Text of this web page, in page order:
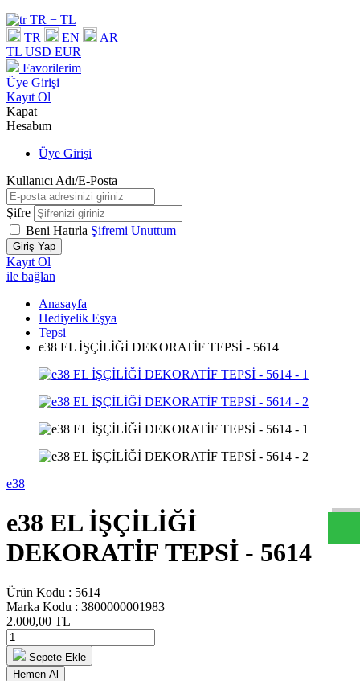
TR − TL
TR
EN
AR
TL USD EUR
Favorilerim
Üye Girişi
Kayıt Ol
Kapat
Hesabım
Üye Girişi
Kullanıcı Adı/E-Posta
Şifre
Beni Hatırla Şifremi Unuttum
Giriş Yap
Kayıt Ol
ile bağlan
Anasayfa
Hediyelik Eşya
Tepsi
e38 EL İŞÇİLİĞİ DEKORATİF TEPSİ - 5614
e38
e38 EL İŞÇİLİĞİ
DEKORATİF TEPSİ - 5614
Ürün Kodu : 5614
Marka Kodu : 3800000001983
2.000,00 TL
Sepete Ekle
Hemen Al